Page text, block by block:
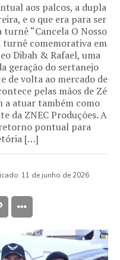
aos palcos, a dupla
e o que era para ser
turnê “Cancela O Nosso
turnê comemorativa em
Dibah & Rafael, uma
geração do sertanejo
de volta ao mercado de
pelas mãos de Zé
a atuar também como
da ZNEC Produções. A
pontual para
[…]
11 de junho de 2026